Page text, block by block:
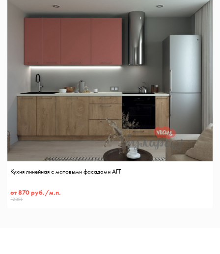
Кухня линейная с матовыми фасадами АГТ
от 870 руб./м.п.
12321